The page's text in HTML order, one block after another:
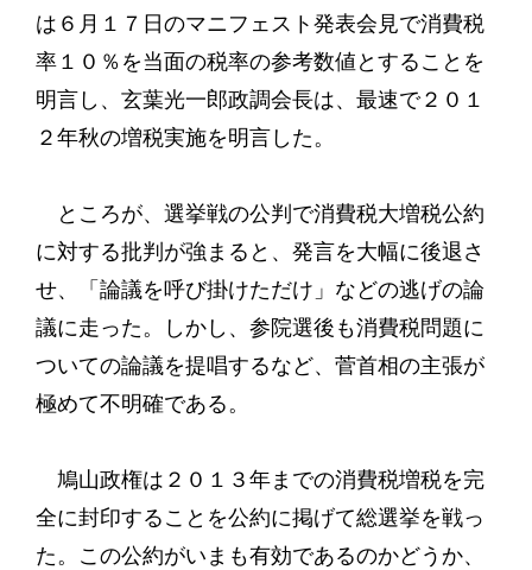
は６月１７日のマニフェスト発表会見で消費税
率１０％を当面の税率の参考数値とすることを
明言し、玄葉光一郎政調会長は、最速で２０１
２年秋の増税実施を明言した。
ところが、選挙戦の公判で消費税大増税公約
に対する批判が強まると、発言を大幅に後退さ
せ、「論議を呼び掛けただけ」などの逃げの論
議に走った。しかし、参院選後も消費税問題に
ついての論議を提唱するなど、菅首相の主張が
極めて不明確である。
鳩山政権は２０１３年までの消費税増税を完
全に封印することを公約に掲げて総選挙を戦っ
た。この公約がいまも有効であるのかどうか、